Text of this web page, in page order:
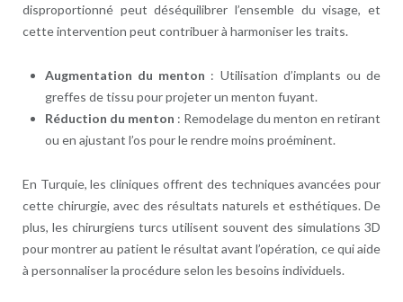
disproportionné peut déséquilibrer l’ensemble du visage, et
cette intervention peut contribuer à harmoniser les traits.
Augmentation du menton : Utilisation d’implants ou de
greffes de tissu pour projeter un menton fuyant.
Réduction du menton : Remodelage du menton en retirant
ou en ajustant l’os pour le rendre moins proéminent.
En Turquie, les cliniques offrent des techniques avancées pour
cette chirurgie, avec des résultats naturels et esthétiques. De
plus, les chirurgiens turcs utilisent souvent des simulations 3D
pour montrer au patient le résultat avant l’opération, ce qui aide
à personnaliser la procédure selon les besoins individuels.